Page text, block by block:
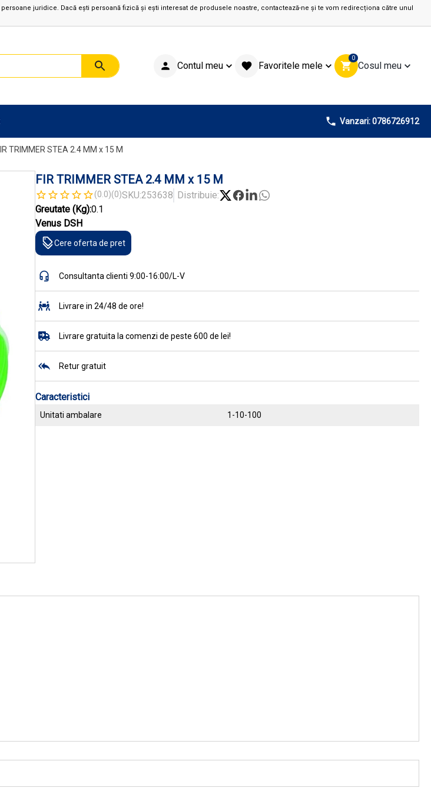
juridice. Dacă ești persoană fizică și ești interesat de produsele noastre, contactează-ne și te vom redirecționa către unul
Contul meu Favoritele mele
0
Cosul meu
Vanzari: 0786726912
TRIMMER STEA 2.4 MM x 15 M
FIR TRIMMER STEA 2.4 MM x 15 M
(0.0)(0)SKU:253638 Distribuie:
Greutate (Kg):0.1
Venus DSH
Cere oferta de pret
Consultanta clienti 9:00-16:00/L-V
Livrare in 24/48 de ore!
Livrare gratuita la comenzi de peste 600 de lei!
Retur gratuit
Caracteristici
Unitati ambalare 1-10-100